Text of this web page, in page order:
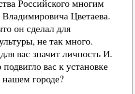
Российского многим
Цветаева.
он сделал для
не так много.
вас значит личность И.
вас к установке
городе?